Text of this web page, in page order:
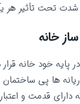
شدت تحت تأثیر هر
خانه
پایه خود خانه
ها پی ساختمان
قدمت و